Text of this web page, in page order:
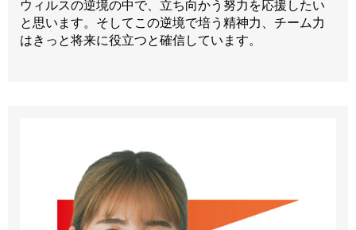
ウィルスの逆境の中で、立ち向かう努力を応援したい
と思います。そしてこの逆境で培う精神力、チーム力
はきっと将来に役立つと確信しています。